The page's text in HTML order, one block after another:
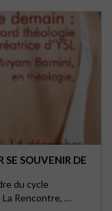
SE SOUVENIR DE
du cycle
au Temple de La Rencontre, …